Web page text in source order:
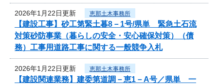
2026年1月22日更新 恵那土木事務所
【建設工事】砂工第緊土暮8－1号/県単 緊急土石流
対策砂防事業（暮らしの安全・安心確保対策）（債
務）工事用道路工事に関する一般競争入札
2026年1月22日更新 恵那土木事務所
【建設関連業務】建委第道調－恵1－A号／県単 一